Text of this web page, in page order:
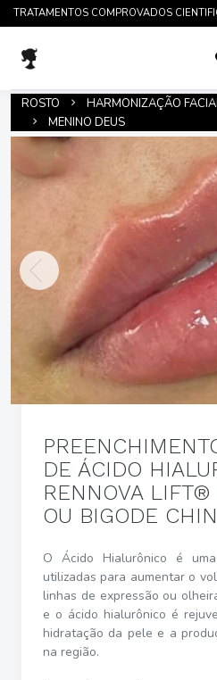
TRATAMENTOS COMPROVADOS
ROSTO HARMONIZAÇÃO
MENINO DEUS
DE ÁCIDO
RENNOVA LIFT®
OU BIGODE
O Ácido Hialurônico é
utilizadas para aumentar o
linhas de expressão ou
e o ácido hialurônico é
hidratação da pele e a
na região.